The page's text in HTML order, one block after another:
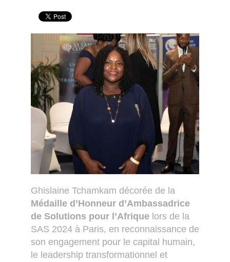
Ghislaine Tchamkam décorée de la
Médaille d’Honneur d’Ambassadrice
de Solutions pour l’Afrique lors de la
SAS 2024 à Paris, en reconnaissance de
son engagement pour le capital humain,
le leadership transformationnel et